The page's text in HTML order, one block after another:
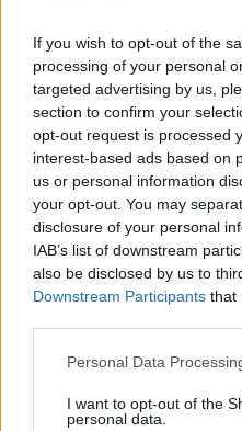
If you wish to opt-out of the
processing of your personal
targeted advertising by us,
section to confirm your
opt-out request is processed
interest-based ads based on
us or personal information
your opt-out. You may
disclosure of your personal
IAB’s list of downstream
also be disclosed by us to
Downstream Participants that
Personal Data
I want to opt-out of the
personal data.
ΡΟΗ ΕΙΔΗΣΕΩΝ
Αναστολή λειτουργίας
Βοιωτία-
κατηγορούμενοι
07/08/2026 - 13:23 ΕΛΛΑΔΑ
Χρηματιστήριο: Στις
Δείκτης Τιμών, με άνοδο